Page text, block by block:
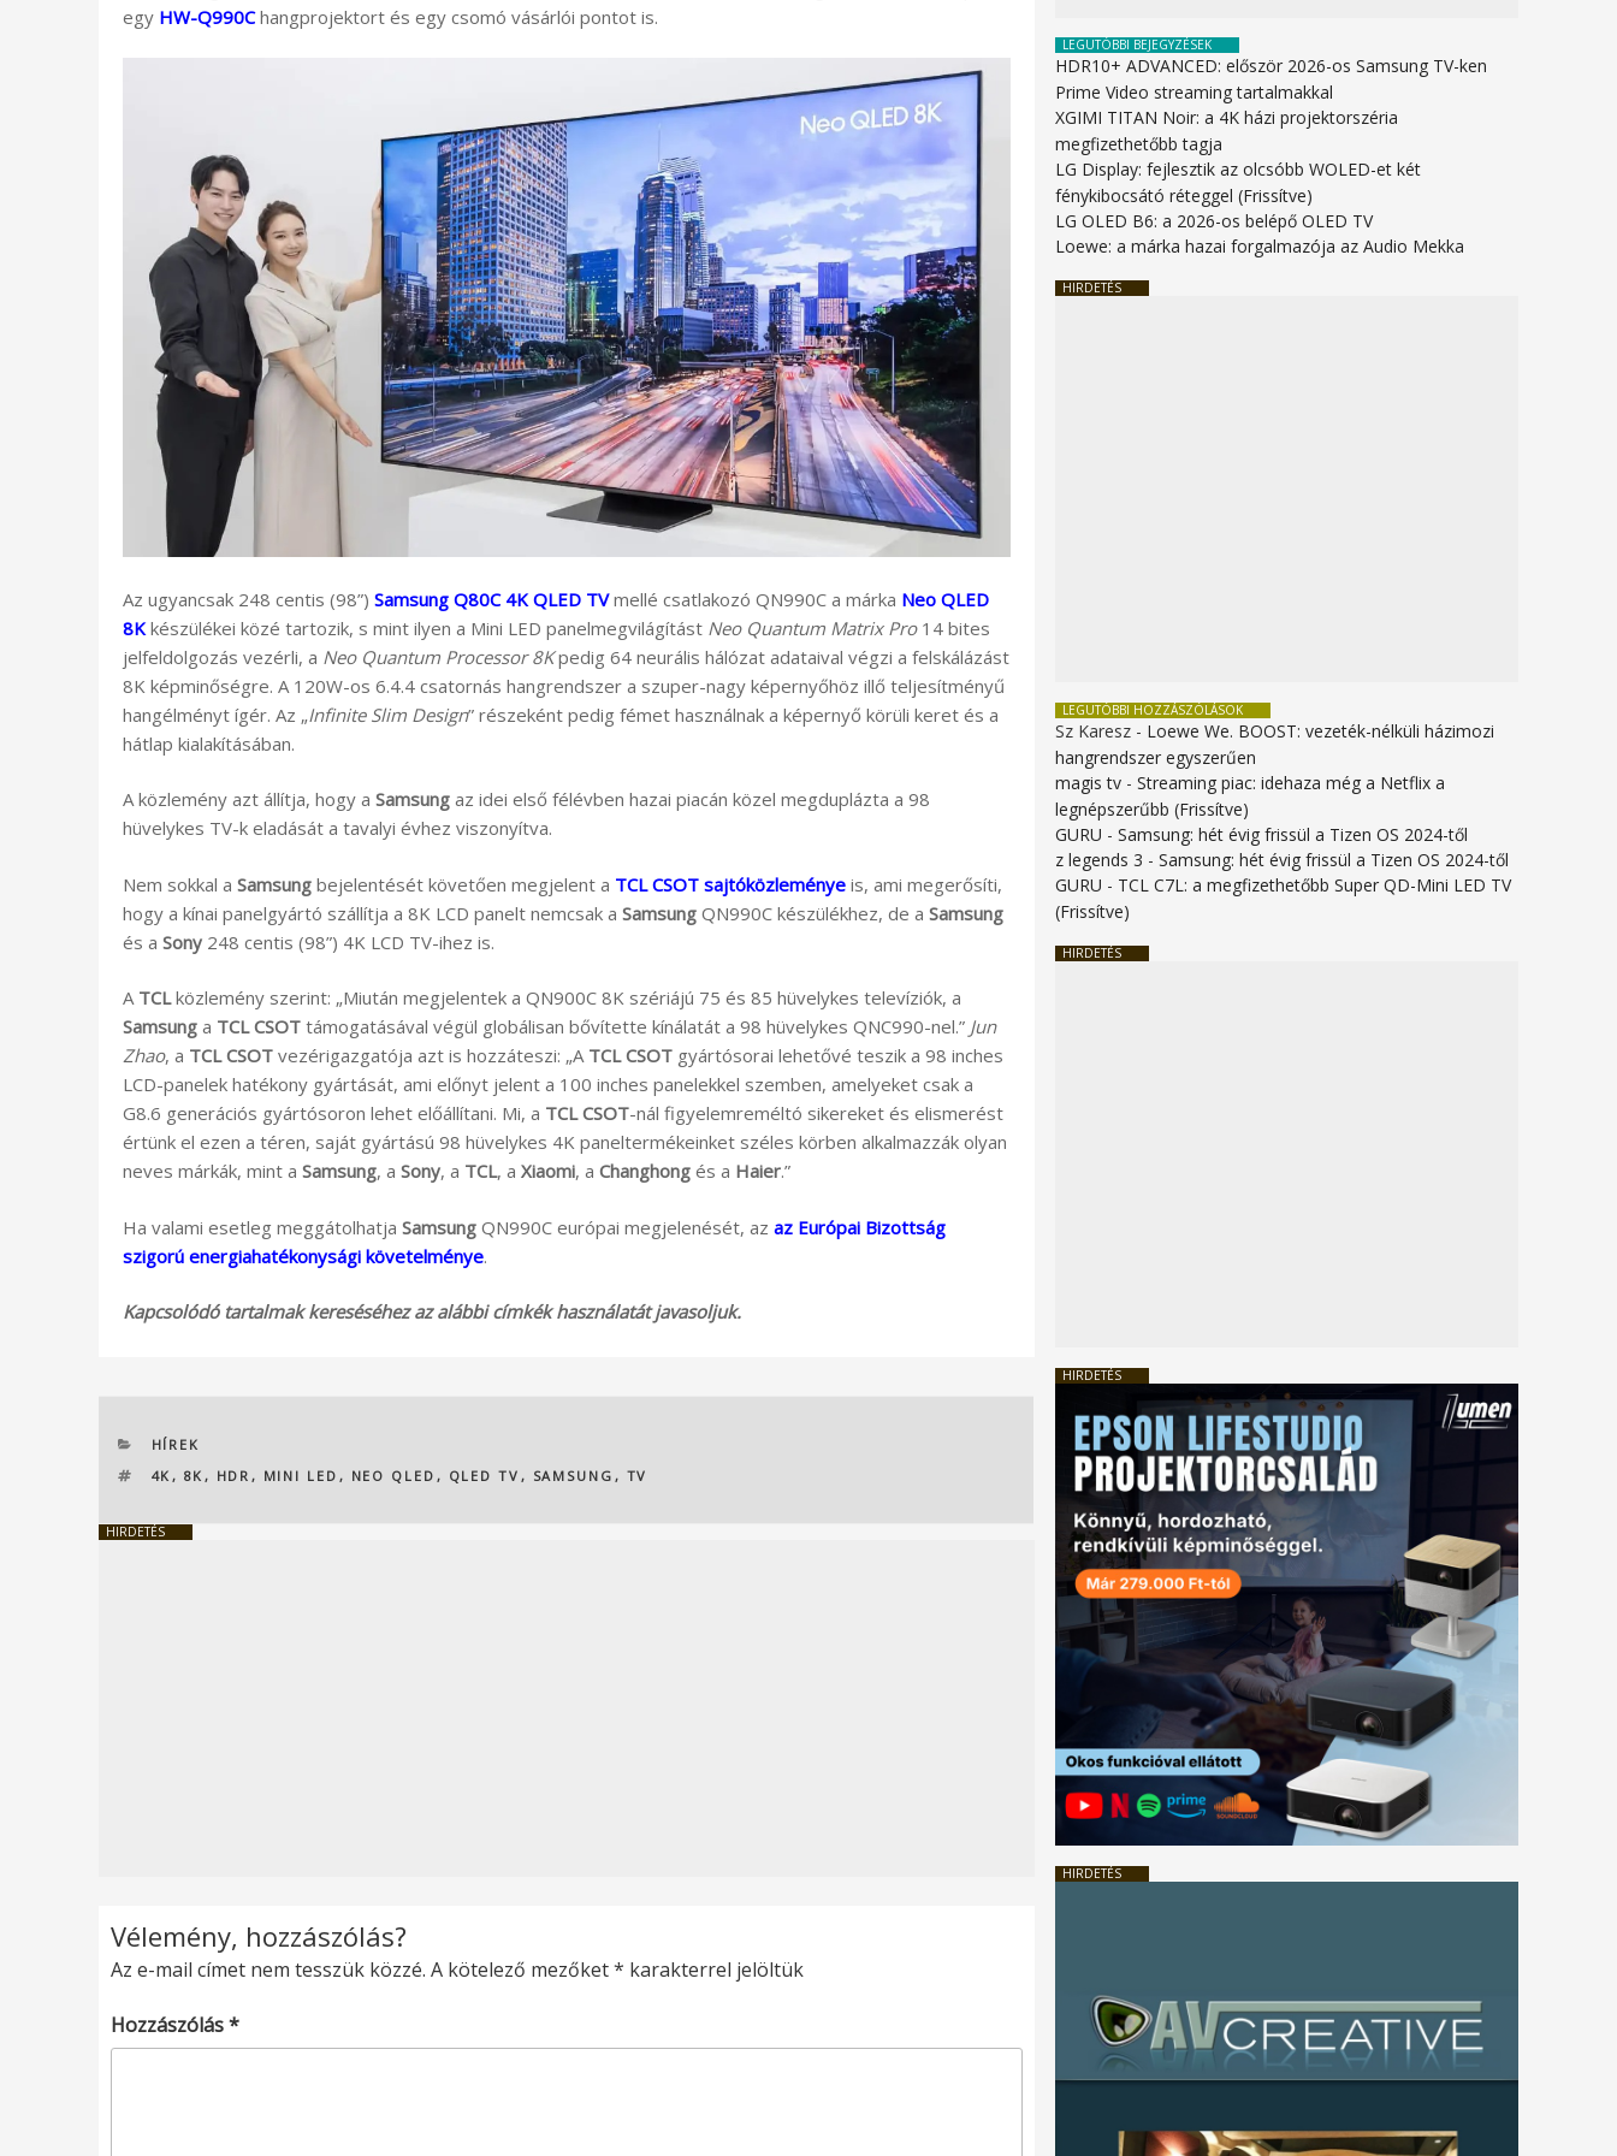
egy HW-Q990Changprojektort és egy csomó vásárlói pontot is.
Az ugyancsak 248 centis (98”) Samsung Q80C 4K QLED TVmellé csatlakozó QN990C a márka Neo QLED
8Kkészülékei közé tartozik, s mint ilyen a Mini LED panelmegvilágítást Neo Quantum Matrix Pro14 bites
jelfeldolgozás vezérli, a Neo Quantum Processor 8Kpedig 64 neurális hálózat adataival végzi a felskálázást
8K képminőségre. A 120W-os 6.4.4 csatornás hangrendszer a szuper-nagy képernyőhöz illő teljesítményű
hangélményt ígér. Az „Infinite Slim Design” részeként pedig fémet használnak a képernyő körüli keret és a
hátlap kialakításában.
A közlemény azt állítja, hogy a Samsung az idei első félévben hazai piacán közel megduplázta a 98
hüvelykes TV-k eladását a tavalyi évhez viszonyítva.
Nem sokkal a Samsung bejelentését követően megjelent a TCL CSOT sajtóközleménye is, ami megerősíti,
hogy a kínai panelgyártó szállítja a 8K LCD panelt nemcsak a Samsung QN990C készülékhez, de a Samsung
és a Sony 248 centis (98”) 4K LCD TV-ihez is.
A TCLközlemény szerint: „Miután megjelentek a QN900C 8K szériájú 75 és 85 hüvelykes televíziók, a
Samsung a TCL CSOT támogatásával végül globálisan bővítette kínálatát a 98 hüvelykes QNC990-nel.” Jun
Zhao, a TCL CSOT vezérigazgatója azt is hozzáteszi: „A TCL CSOT gyártósorai lehetővé teszik a 98 inches
LCD-panelek hatékony gyártását, ami előnyt jelent a 100 inches panelekkel szemben, amelyeket csak a
G8.6 generációs gyártósoron lehet előállítani. Mi, a TCL CSOT-nál figyelemreméltó sikereket és elismerést
értünk el ezen a téren, saját gyártású 98 hüvelykes 4K paneltermékeinket széles körben alkalmazzák olyan
neves márkák, mint a Samsung, a Sony, a TCL, a Xiaomi, a Changhong és a Haier.”
Ha valami esetleg meggátolhatja Samsung QN990C európai megjelenését, az az Európai Bizottság
szigorú energiahatékonysági követelménye.
Kapcsolódó tartalmak kereséséhez az alábbi címkék használatát javasoljuk.
KATEGÓRIÁK
HÍREK
CÍMKÉK
4K , 8K , HDR , MINI LED , NEO QLED , QLED TV , SAMSUNG , TV
HIRDETÉS
Vélemény, hozzászólás?
Az e-mail címet nem tesszük közzé. A kötelező mezőket* karakterrel jelöltük
Hozzászólás*
LEGUTÓBBI BEJEGYZÉSEK
HDR10+ ADVANCED: először 2026-os Samsung TV-ken
Prime Video streaming tartalmakkal
XGIMI TITAN Noir: a 4K házi projektorszéria
megfizethetőbb tagja
LG Display: fejlesztik az olcsóbb WOLED-et két
fénykibocsátó réteggel (Frissítve)
LG OLED B6: a 2026-os belépő OLED TV
Loewe: a márka hazai forgalmazója az Audio Mekka
HIRDETÉS
LEGUTÓBBI HOZZÁSZÓLÁSOK
Sz Karesz - Loewe We. BOOST: vezeték-nélküli házimozi
hangrendszer egyszerűen
magis tv -Streaming piac: idehaza még a Netflix a
legnépszerűbb (Frissítve)
GURU -Samsung: hét évig frissül a Tizen OS 2024-től
z legends 3 -Samsung: hét évig frissül a Tizen OS 2024-től
GURU - TCL C7L: a megfizethetőbb Super QD-Mini LED TV
(Frissítve)
HIRDETÉS
HIRDETÉS
HIRDETÉS